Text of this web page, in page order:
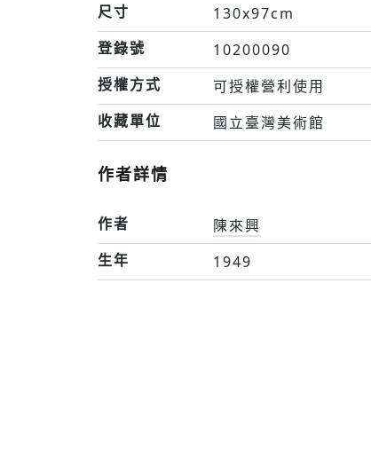
尺寸
130x97cm
登錄號
10200090
授權方式
可授權營利使用
收藏單位
國立臺灣美術館
作者詳情
作者
陳來興
生年
1949